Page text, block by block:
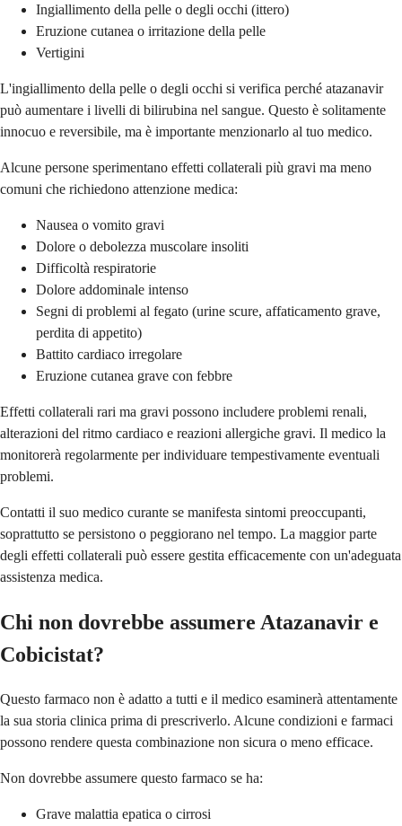
Ingiallimento della pelle o degli occhi (ittero)
Eruzione cutanea o irritazione della pelle
Vertigini
L'ingiallimento della pelle o degli occhi si verifica perché atazanavir
può aumentare i livelli di bilirubina nel sangue. Questo è solitamente
innocuo e reversibile, ma è importante menzionarlo al tuo medico.
Alcune persone sperimentano effetti collaterali più gravi ma meno
comuni che richiedono attenzione medica:
Nausea o vomito gravi
Dolore o debolezza muscolare insoliti
Difficoltà respiratorie
Dolore addominale intenso
Segni di problemi al fegato (urine scure, affaticamento grave,
perdita di appetito)
Battito cardiaco irregolare
Eruzione cutanea grave con febbre
Effetti collaterali rari ma gravi possono includere problemi renali,
alterazioni del ritmo cardiaco e reazioni allergiche gravi. Il medico la
monitorerà regolarmente per individuare tempestivamente eventuali
problemi.
Contatti il suo medico curante se manifesta sintomi preoccupanti,
soprattutto se persistono o peggiorano nel tempo. La maggior parte
degli effetti collaterali può essere gestita efficacemente con un'adeguata
assistenza medica.
Chi non dovrebbe assumere Atazanavir e
Cobicistat?
Questo farmaco non è adatto a tutti e il medico esaminerà attentamente
la sua storia clinica prima di prescriverlo. Alcune condizioni e farmaci
possono rendere questa combinazione non sicura o meno efficace.
Non dovrebbe assumere questo farmaco se ha:
Grave malattia epatica o cirrosi